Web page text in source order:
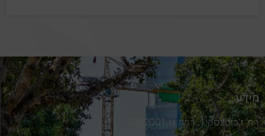
מידע
רח' ז'בוטינסקי 1, רמת גן, 5252001